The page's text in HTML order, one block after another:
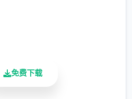
免费下载